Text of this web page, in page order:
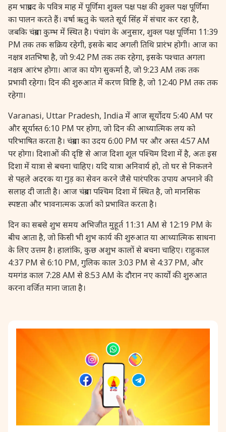
21 September, 2025 सूर्य ग्रहण
22 September, 2025 नवरात्रि प्रारम्भ
22 September, 2025 घटस्थापना
22 September, 2025 शरद्कालीन सम्पात
23 September, 2025 चन्द्र दर्शन
25 September, 2025 विनायक चतुर्थी
26 September, 2025 ललिता पञ्चमी
27 September, 2025 बिल्व निमन्त्रण
27 September, 2025 स्कन्द षष्ठी
29 September, 2025
30 September, 2025 सरस्वती पूजा
हम भाद्रपद के पवित्र माह में पूर्णिमा शुक्ल पक्ष पक्ष की शुक्ल पक्ष पूर्णिमा
का पालन करते हैं। वर्षा ऋतु के चलते सूर्य सिंह में संचार कर रहा है,
जबकि चंद्रमा कुम्भ में स्थित है। पंचांग के अनुसार, शुक्ल पक्ष पूर्णिमा 11:39
PM तक तक सक्रिय रहेगी, इसके बाद अगली तिथि प्रारंभ होगी। आज का
नक्षत्र शतभिषा है, जो 9:42 PM तक तक रहेगा, इसके पश्चात अगला
नक्षत्र आरंभ होगा। आज का योग सुकर्मा है, जो 9:23 AM तक तक
प्रभावी रहेगा। दिन की शुरुआत में करण विष्टि है, जो 12:40 PM तक तक
रहेगा।
Varanasi, Uttar Pradesh, India में आज सूर्योदय 5:40 AM पर
और सूर्यास्त 6:10 PM पर होगा, जो दिन की आध्यात्मिक लय को
परिभाषित करता है। चंद्रमा का उदय 6:00 PM पर और अस्त 4:57 AM
पर होगा। दिशाओं की दृष्टि से आज दिशा शूल पश्चिम दिशा में है, अतः इस
दिशा में यात्रा से बचना चाहिए। यदि यात्रा अनिवार्य हो, तो घर से निकलने
से पहले अदरक या गुड़ का सेवन करने जैसे पारंपरिक उपाय अपनाने की
सलाह दी जाती है। आज चंद्रमा पश्चिम दिशा में स्थित है, जो मानसिक
स्पष्टता और भावनात्मक ऊर्जा को प्रभावित करता है।
दिन का सबसे शुभ समय अभिजीत मुहूर्त 11:31 AM से 12:19 PM के
बीच आता है, जो किसी भी शुभ कार्य की शुरुआत या आध्यात्मिक साधना
के लिए उत्तम है। हालांकि, कुछ अशुभ कालों से बचना चाहिए। राहुकाल
4:37 PM से 6:10 PM, गुलिक काल 3:03 PM से 4:37 PM, और
यमगंड काल 7:28 AM से 8:53 AM के दौरान नए कार्यों की शुरुआत
करना वर्जित माना जाता है।